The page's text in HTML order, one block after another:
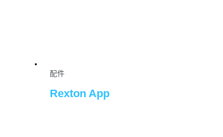
配件
Rexton App